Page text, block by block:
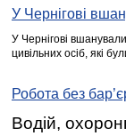
У Чернігові
У Чернігові
цивільних осіб, які
Робота без
Водій,